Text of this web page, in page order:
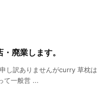
廃業します。
し訳ありませんがcurry 草枕は
て一般営 ...